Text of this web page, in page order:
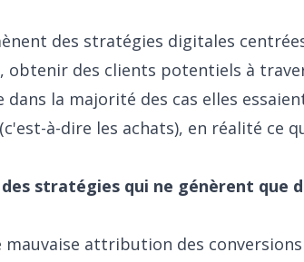
des stratégies digitales
obtenir des clients potentiels à
la majorité des cas elles
à-dire les achats), en réalité ce
stratégies qui ne génèrent que
mauvaise attribution des